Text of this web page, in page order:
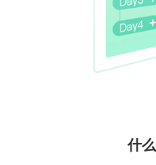
什